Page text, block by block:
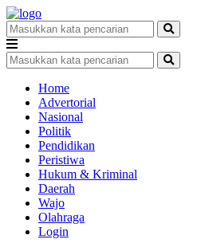
Home
Advertorial
Nasional
Politik
Pendidikan
Peristiwa
Hukum & Kriminal
Daerah
Wajo
Olahraga
Login